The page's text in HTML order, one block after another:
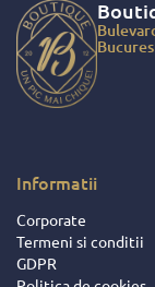
faptul ca am
de cadouri
ce au fost
salariatilor si
dat dovada
acestei
Informatii
Corporate
Termeni si conditii
GDPR